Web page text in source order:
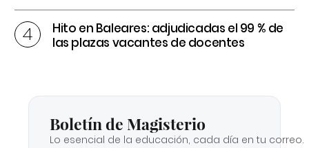
Hito en Baleares: adjudicadas el 99 % de
las plazas vacantes de docentes
Boletín de Magisterio
Lo esencial de la educación, cada día en tu correo.